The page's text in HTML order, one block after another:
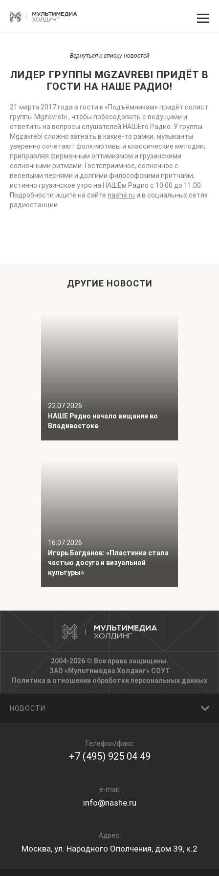
Вернуться к списку новостей
ЛИДЕР ГРУППЫ MGZAVREBI ПРИДЁТ В
ГОСТИ НА НАШЕ РАДИО!
21 марта 2017 года в гости к «Подъёмникам» придёт солист
группы Mgzavrebi , чтобы побеседовать с ведущими и
ответить на вопросы слушателей НАШЕго Радио. У группы
Mgzavrebi сложно загнать в какие-то рамки, музыканты
уверенно сочетают фолк-мотивы и классические мелодии,
приправляя фирменным оптимизмом и грузинскими
солнечными ритмами. Гостеприимное, солнечное с
веселыми песнями и долгими философскими притчами,
истинно грузинское утро на НАШЕм Радио с 10.00 до 11.00.
Подробности ищите на сайте nashe.ru и в социальных сетях
радиостанции.
ДРУГИЕ НОВОСТИ
22.07.2026
НАШЕ Радио начало вещание во
Владивостоке
16.07.2026
Игорь Богданов: «Пластинка стала
частью досуга и визуальной
культуры»
2004-2026 © Все права защищены.
ЗАО «Мультимедиа Холдинг» СОУТ
Политика в отношении обработки персональных данных
НОВОСТИ
Телефон/факс:
+7 (495) 925 04 49
e-mail:
info@nashe.ru
Адрес:
Москва, ул. Народного Ополчения, дом 39, к.2